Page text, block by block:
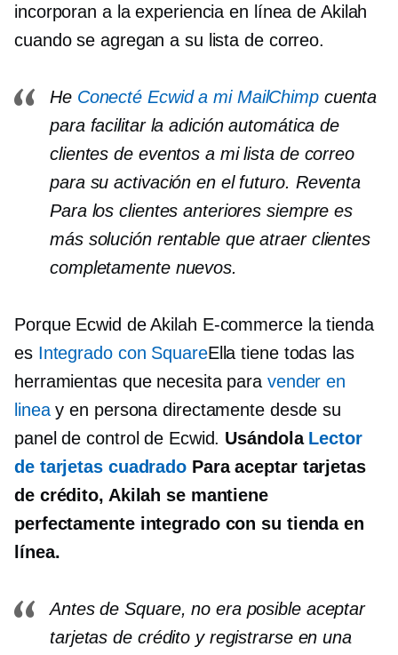
incorporan a la experiencia en línea de Akilah
cuando se agregan a su lista de correo.
He Conecté Ecwid a mi MailChimpcuenta
para facilitar la adición automática de
clientes de eventos a mi lista de correo
para su activación en el futuro. Reventa
Para los clientes anteriores siempre es
más solución rentable que atraer clientes
completamente nuevos.
Porque Ecwid de Akilah E-commercela tienda
es Integrado con SquareElla tiene todas las
herramientas que necesita para vender en
lineayen personadirectamente desde su
panel de control de Ecwid. Usándola Lector
de tarjetas cuadrado Para aceptar tarjetas
de crédito, Akilah se mantiene
perfectamente integrado con su tienda en
línea.
Antes de Square, no era posible aceptar
tarjetas de crédito y registrarse en una